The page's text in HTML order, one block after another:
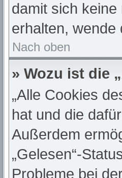
damit sich
erhalten, wende
Nach oben
» Wozu ist die
„Alle Cookies
hat und die
Außerdem
„Gelesen“-
Probleme bei